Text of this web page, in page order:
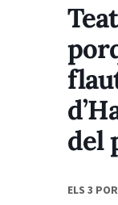
del
ELS 3